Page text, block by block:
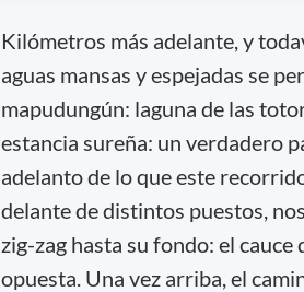
Kilómetros más adelante, y
aguas mansas y espejadas se
mapudungún: laguna de las
estancia sureña: un verdadero
adelanto de lo que este
delante de distintos puestos,
zig-zag hasta su fondo: el
opuesta. Una vez arriba, el